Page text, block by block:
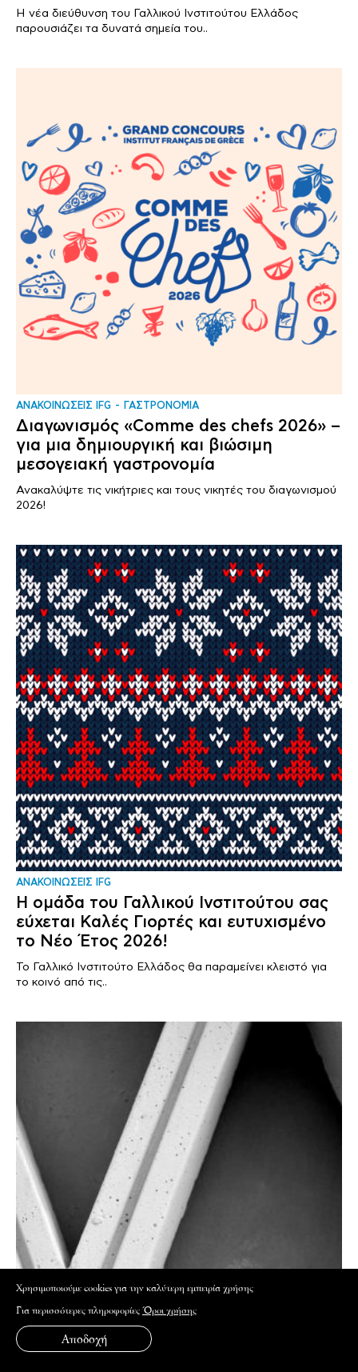
Η νέα διεύθυνση του Γαλλικού Ινστιτούτου Ελλάδος
παρουσιάζει τα δυνατά σημεία του..
ΑΝΑΚΟΙΝΩΣΕΙΣ IFG ΓΑΣΤΡΟΝΟΜΙΑ
Διαγωνισμός «Comme des chefs 2026» –
για μια δημιουργική και βιώσιμη
μεσογειακή γαστρονομία
Ανακαλύψτε τις νικήτριες και τους νικητές του διαγωνισμού
2026!
ΑΝΑΚΟΙΝΩΣΕΙΣ IFG
Η ομάδα του Γαλλικού Ινστιτούτου σας
εύχεται Καλές Γιορτές και ευτυχισμένο
το Νέο Έτος 2026!
Το Γαλλικό Ινστιτούτο Ελλάδος θα παραμείνει κλειστό για
το κοινό από τις..
Xρησιμοποιούμε cookies για την καλύτερη εμπειρία χρήσης
Για περισσότερες πληροφορίεςΌροι χρήσης
Αποδοχή